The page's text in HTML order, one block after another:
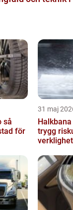
för
31 maj
trygg